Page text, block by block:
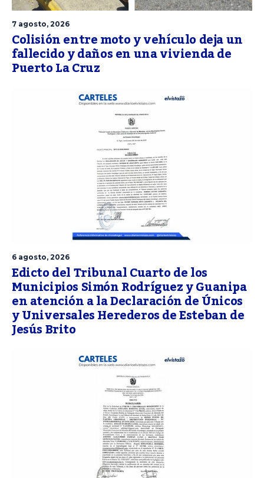
7 agosto, 2026
Colisión entre moto y vehículo deja un
fallecido y daños en una vivienda de
Puerto La Cruz
6 agosto, 2026
Edicto del Tribunal Cuarto de los
Municipios Simón Rodríguez y Guanipa
en atención a la Declaración de Únicos
y Universales Herederos de Esteban de
Jesús Brito